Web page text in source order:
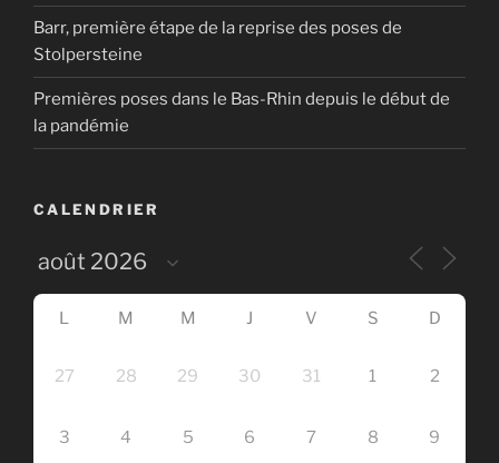
Barr, première étape de la reprise des poses de
Stolpersteine
Premières poses dans le Bas-Rhin depuis le début de
la pandémie
CALENDRIER
L M M J V S D
27 28 29 30 31 1 2
3 4 5 6 7 8 9